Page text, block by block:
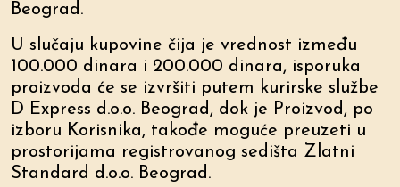
Beograd.
U slučaju kupovine čija je vrednost između
100.000 dinara i 200.000 dinara, isporuka
proizvoda će se izvršiti putem kurirske službe
D Express d.o.o. Beograd, dok je Proizvod, po
izboru Korisnika, takođe moguće preuzeti u
prostorijama registrovanog sedišta Zlatni
Standard d.o.o. Beograd.